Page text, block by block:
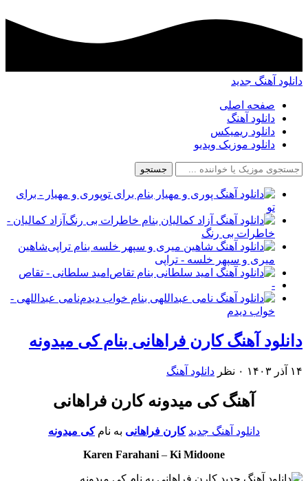
دانلود آهنگ جدید
صفحه اصلی
دانلود آهنگ
دانلود ریمیکس
دانلود موزیک ویدیو
جستجو
پوری و مهیار - برای
تو
آزاد کمالیان -
خاطرات بی رنگ
شاهین
میری و سپهر خلسه - تراپی
امید سلطانی - تقاص
-
نامی عبداللهی -
خواب دیدم
دانلود آهنگ کارن فراهانی بنام کی میدونه
۱۴ آذر ۱۴۰۳ ۰ نظر دانلود آهنگ
آهنگ کی میدونه کارن فراهانی
دانلود آهنگ جدید کارن فراهانی به نامکی میدونه
Karen Farahani – Ki Midoone